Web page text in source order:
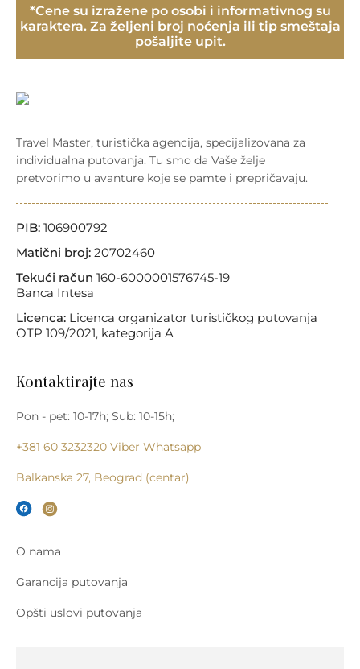
*Cene su izražene po osobi i informativnog su
karaktera. Za željeni broj noćenja ili tip smeštaja
pošaljite upit.
Travel Master, turistička agencija, specijalizovana za
individualna putovanja. Tu smo da Vaše želje
pretvorimo u avanture koje se pamte i prepričavaju.
PIB: 106900792
Matični broj: 20702460
Tekući račun 160-6000001576745-19
Banca Intesa
Licenca: Licenca organizator turističkog putovanja
OTP 109/2021, kategorija A
Kontaktirajte nas
Pon - pet: 10-17h; Sub: 10-15h;
+381 60 3232320 Viber Whatsapp
Balkanska 27, Beograd (centar)
O nama
Garancija putovanja
Opšti uslovi putovanja